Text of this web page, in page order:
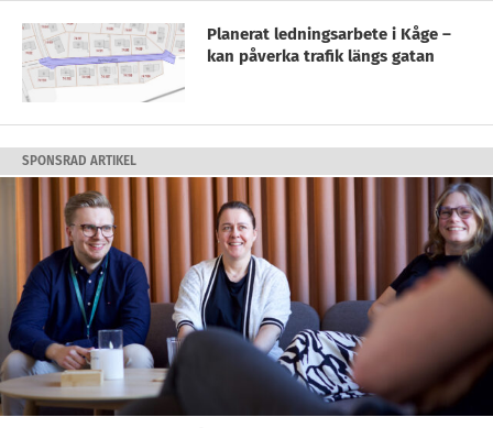
Planerat ledningsarbete i Kåge –
kan påverka trafik längs gatan
SPONSRAD ARTIKEL